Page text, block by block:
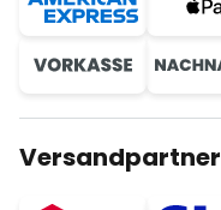
Versandpartner